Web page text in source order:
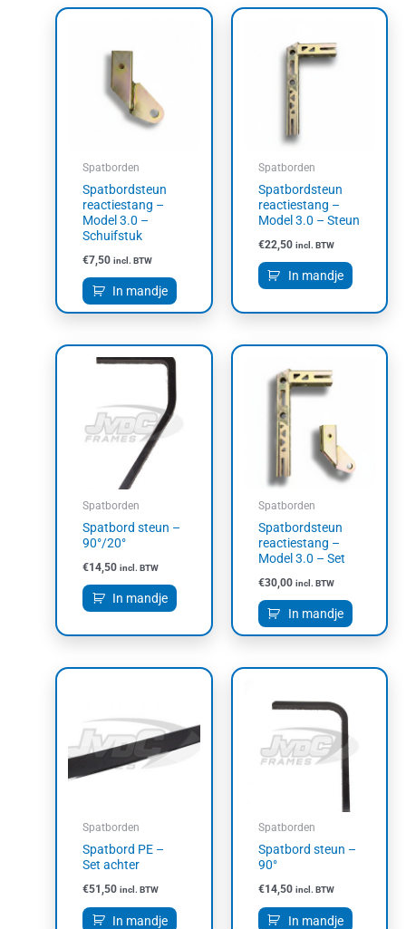
Spatborden
Spatbordsteun
reactiestang –
Model 3.0 –
Schuifstuk
€7,50 incl. BTW
In mandje
Spatborden
Spatbordsteun
reactiestang –
Model 3.0 – Steun
€22,50 incl. BTW
In mandje
Spatborden
Spatbord steun –
90°/20°
€14,50 incl. BTW
In mandje
Spatborden
Spatbordsteun
reactiestang –
Model 3.0 – Set
€30,00 incl. BTW
In mandje
Spatborden
Spatbord PE –
Set achter
€51,50 incl. BTW
In mandje
Spatborden
Spatbord steun –
90°
€14,50 incl. BTW
In mandje